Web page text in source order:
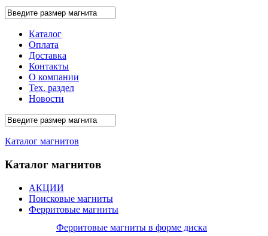
Каталог
Оплата
Доставка
Контакты
О компании
Тех. раздел
Новости
Каталог магнитов
Каталог магнитов
АКЦИИ
Поисковые магниты
Ферритовые магниты
Ферритовые магниты в форме диска